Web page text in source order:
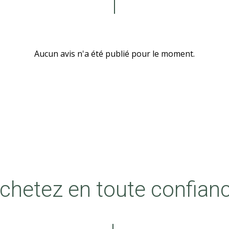
Aucun avis n'a été publié pour le moment.
en toute